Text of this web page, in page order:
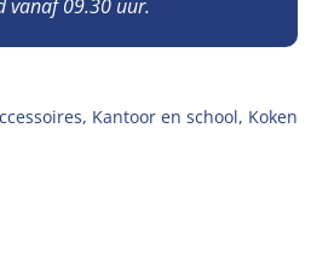
vanaf 09.30 uur.
, Kantoor en school, Koken